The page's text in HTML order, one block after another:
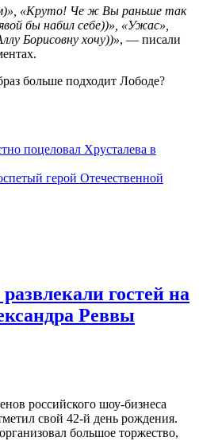
«Круто! Че ж Вы раньше так
бы набил себе))», «Ужас»,
Борисовну хочу))», — писали
больше подходит Лободе?
поцеловал Хрусталева в
герой Отечественной
гостей на
Реввы
российского шоу-бизнеса
свой 42-й день рождения.
большое торжество,